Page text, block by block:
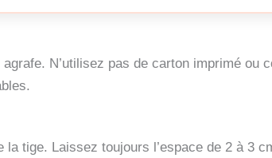
N’utilisez pas de carton imprimé ou
la tige. Laissez toujours l’espace de 2 à 3